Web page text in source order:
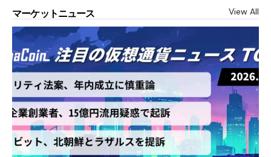
マーケットニュース View All